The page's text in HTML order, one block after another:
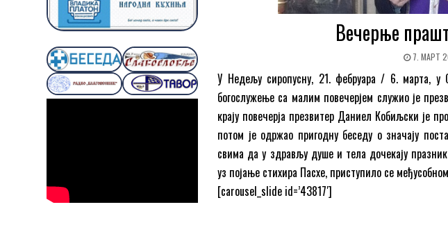
Вечерње
7. МАРТ
У Недељу сиропусну, 21. фебруара / 6. марта, у
богослужење са малим повечерјем служио је
крају повечерја презвитер Даниел Кобиљски је
потом је одржао пригодну беседу о значају
свима да у здрављу душе и тела дочекају
уз појање стихира Пасхе, приступило се
[carousel_slide id=’43817′]